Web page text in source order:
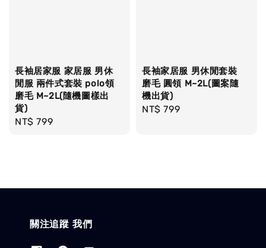
長袖居家服 家居服 男休
閒服 兩件式套裝 polo領
磨毛 M~2L(隨機圖樣出
貨)
Regular
NT$ 799
長袖家居服 男休閒套裝
磨毛 圓領 M~2L(圖案隨
機出貨)
Regular
NT$ 799
關注追蹤 我們